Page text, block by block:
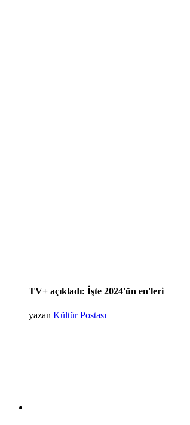
TV+ açıkladı: İşte 2024'ün en'leri
yazan Kültür Postası